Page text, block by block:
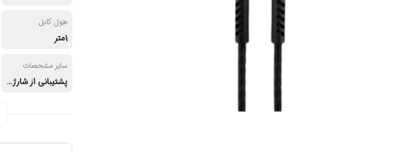
طول کابل
1متر
سایر مشخصات
پشتیبانی از شارژ سریع